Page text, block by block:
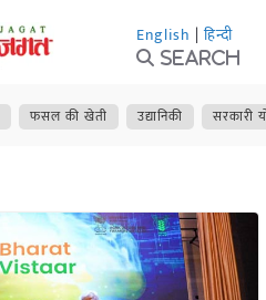
English | हिन्दी
Search
फसल की खेती उद्यानिकी सरकारी